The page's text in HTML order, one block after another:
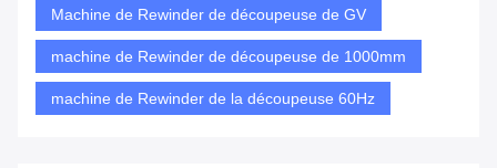
Machine de Rewinder de découpeuse de GV
machine de Rewinder de découpeuse de 1000mm
machine de Rewinder de la découpeuse 60Hz